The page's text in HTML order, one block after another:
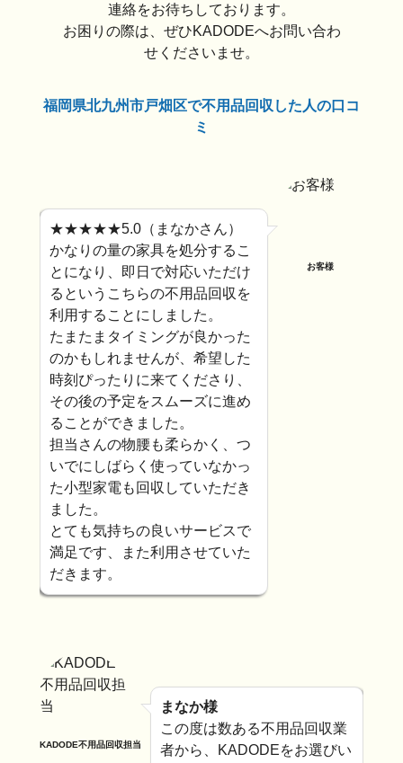
連絡をお待ちしております。
お困りの際は、ぜひKADODEへお問い合わ
せくださいませ。
福岡県北九州市戸畑区で不用品回収した人の口コ
ミ
★★★★★5.0（まなかさん）
かなりの量の家具を処分するこ
とになり、即日で対応いただけ
るというこちらの不用品回収を
利用することにしました。
たまたまタイミングが良かった
のかもしれませんが、希望した
時刻ぴったりに来てくださり、
その後の予定をスムーズに進め
ることができました。
担当さんの物腰も柔らかく、つ
いでにしばらく使っていなかっ
た小型家電も回収していただき
ました。
とても気持ちの良いサービスで
満足です、また利用させていた
だきます。
お客様
KADODE不用品回収担当
まなか様
この度は数ある不用品回収業
者から、KADODEをお選びい